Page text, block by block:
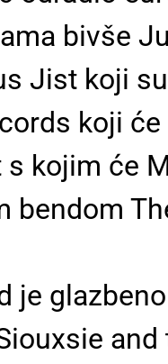
bivše
Jist koji
koji
kojim će
bendom
je
and